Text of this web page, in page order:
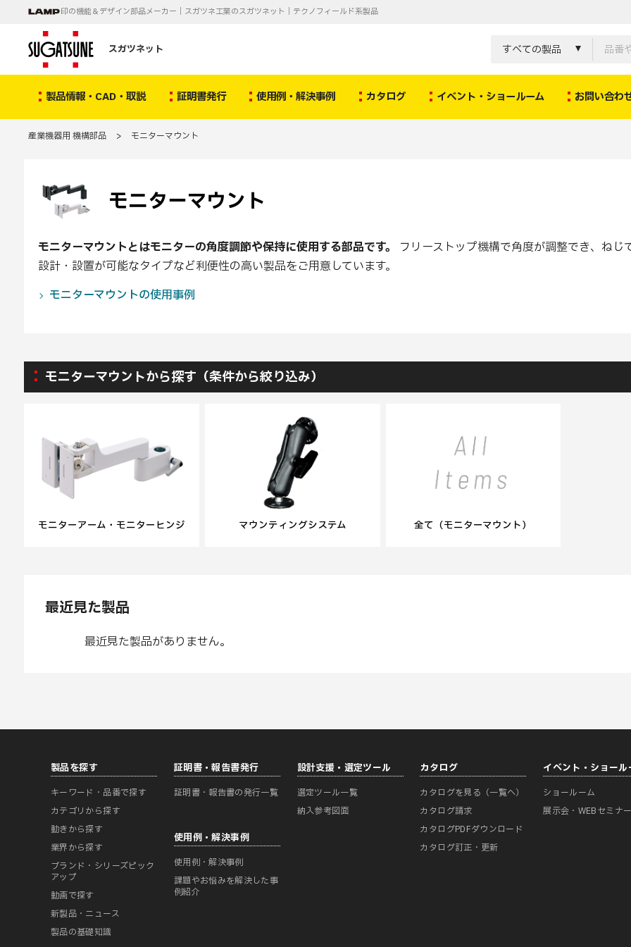
印の機能＆デザイン部品メーカー｜スガツネ工業のスガツネット｜テクノフィールド系製品
スガツネット すべての製品
製品情報・CAD・取説 証明書発行 使用例・解決事例 カタログ イベント・ショールーム お問い合わ
産業機器用 機構部品 > モニターマウント
モニターマウント
モニターマウントとはモニターの角度調節や保持に使用する部品です。
フリーストップ機構で角度が調整でき、ね
設計・設置が可能なタイプなど利便性の高い製品をご用意しています。
モニターマウントの使用事例
モニターマウントから探す（条件から絞り込み）
モニターアーム・モニターヒンジ マウンティングシステム 全て（モニターマウント）
最近見た製品
最近見た製品がありません。
製品を探す
キーワード・品番で探す
カテゴリから探す
動きから探す
業界から探す
ブランド・シリーズピック
アップ
動画で探す
新製品・ニュース
製品の基礎知識
証明書・報告書発行
証明書・報告書の発行一覧
使用例・解決事例
使用例・解決事例
課題やお悩みを解決した事
例紹介
設計支援・選定ツール
選定ツール一覧
納入参考図面
カタログ
カタログを見る（一覧へ）
カタログ請求
カタログPDFダウンロード
カタログ訂正・更新
イベント・ショール
ショールーム
展示会・WEBセミナー